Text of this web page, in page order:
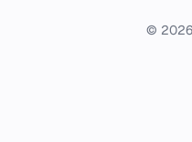
© 2026